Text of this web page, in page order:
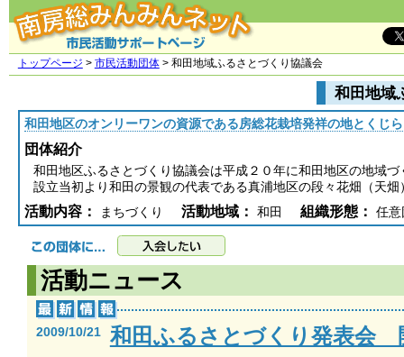
トップページ > 市民活動団体> 和田地域ふるさとづくり協議会
和田地域
和田地区のオンリーワンの資源である房総花栽培発祥の地とくじ
団体紹介
和田地区ふるさとづくり協議会は平成２０年に和田地区の地域
設立当初より和田の景観の代表である真浦地区の段々花畑（天
活動内容： まちづくり 活動地域： 和田 組織形態： 任意
活動ニュース
2009/10/21
和田ふるさとづくり発表会